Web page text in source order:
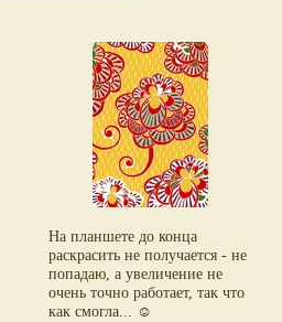
На планшете до конца
раскрасить не получается - не
попадаю, а увеличение не
очень точно работает, так что
как смогла... ☺